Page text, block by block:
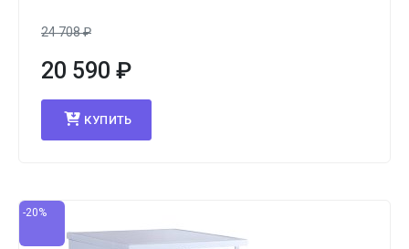
24 708₽
20 590 ₽
КУПИТЬ
-20%